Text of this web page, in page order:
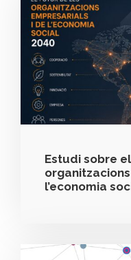
Estudi sobre
l’economia